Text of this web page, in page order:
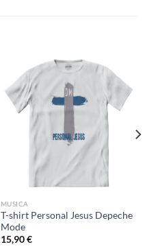
MUSICA
T-shirt Personal Jesus Depeche
Mode
15,90€